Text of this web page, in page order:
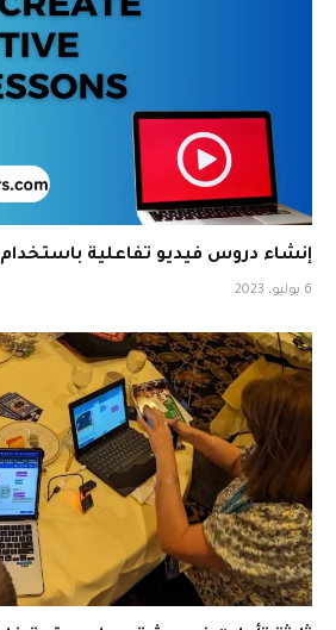
إنشاء دروس فيديو تفاعلية باستخدام ClickView
6 يوليو، 2023